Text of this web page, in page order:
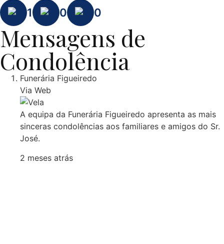
1 0 0
Mensagens de
Condolência
Funerária Figueiredo
Via Web
A equipa da Funerária Figueiredo apresenta as mais
sinceras condolências aos familiares e amigos do Sr.
José.
2 meses atrás